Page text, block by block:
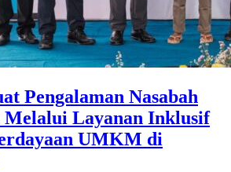
Pengalaman Nasabah
Melalui Layanan Inklusif
UMKM di